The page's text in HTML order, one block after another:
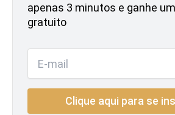
apenas 3 minutos e ganhe
gratuito